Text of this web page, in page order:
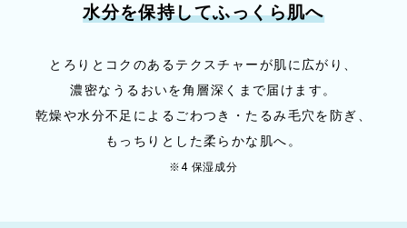
水分を保持してふっくら肌へ
とろりとコクのあるテクスチャーが肌に広がり、
濃密なうるおいを角層深くまで届けます。
乾燥や水分不足によるごわつき・たるみ毛穴を防ぎ、
もっちりとした柔らかな肌へ。
※4 保湿成分